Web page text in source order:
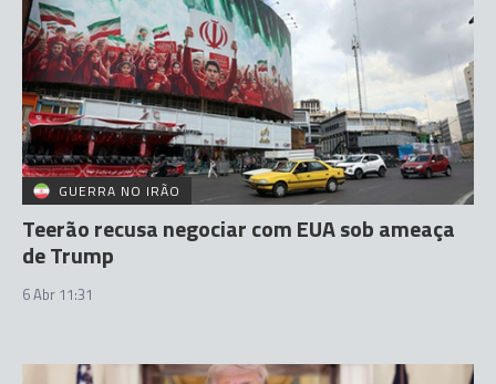
GUERRA NO IRÃO
Teerão recusa negociar com EUA sob ameaça
de Trump
6 Abr 11:31